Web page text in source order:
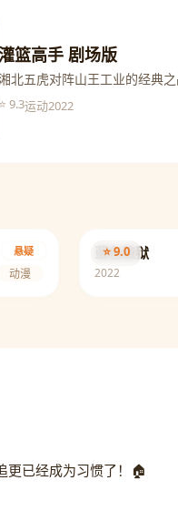
篮高手 剧场版
北五虎对阵山王工业的经典之
⭐ 9.3运动2022
悬疑
动漫
⭐ 9.0
蓝色监狱
2022
更已经成为习惯了！🏠